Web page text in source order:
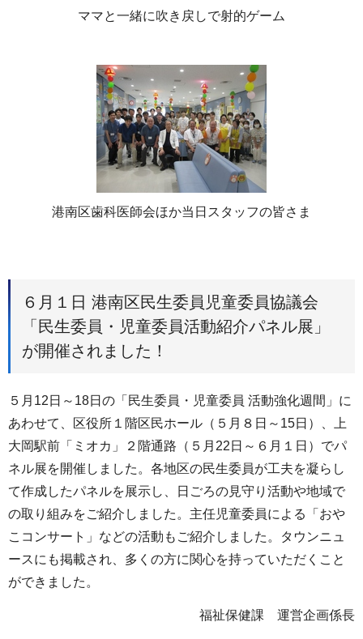
ママと一緒に吹き戻しで射的ゲーム
港南区歯科医師会ほか当日スタッフの皆さま
６月１日 港南区民生委員児童委員協議会
「民生委員・児童委員活動紹介パネル展」
が開催されました！
５月12日～18日の「民生委員・児童委員 活動強化週間」に
あわせて、区役所１階区民ホール（５月８日～15日）、上
大岡駅前「ミオカ」２階通路（５月22日～６月１日）でパ
ネル展を開催しました。各地区の民生委員が工夫を凝らし
て作成したパネルを展示し、日ごろの見守り活動や地域で
の取り組みをご紹介しました。主任児童委員による「おや
こコンサート」などの活動もご紹介しました。タウンニュ
ースにも掲載され、多くの方に関心を持っていただくこと
ができました。
福祉保健課 運営企画係長